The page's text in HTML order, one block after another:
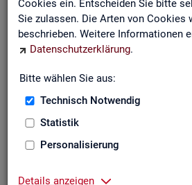
Cookies ein. Entscheiden Sie bitte
Sie zulassen. Die Arten von Cookies
beschrieben. Weitere Informationen
Datenschutzerklärung.
Bitte wählen Sie aus:
Technisch Notwendig
Statistik
Personalisierung
Details anzeigen
Nut­zen Sie die Mög­lich­keit mit uns
Sie haben Fra­gen zum An­ge­bot?
Sie be­nö­ti­gen auf Ihre Fra­ge­stel­lung
Ihr Sta­tis­tik-Ser­vice hilft Ihnen wei­ter!
Zen­tra­ler Sta­tis­tik-Ser­vice